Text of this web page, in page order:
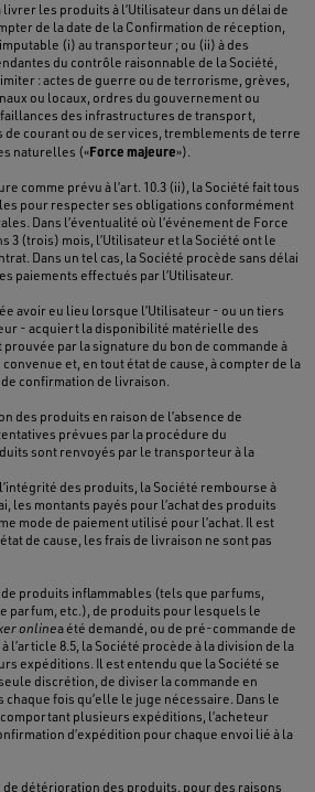
livrer les produits à l’Utilisateur dans un délai de
de la date de la Confirmation de réception,
(i) au transporteur ; ou (ii) à des
du contrôle raisonnable de la Société,
: actes de guerre ou de terrorisme, grèves,
ou locaux, ordres du gouvernement ou
des infrastructures de transport,
de courant ou de services, tremblements de terre
naturelles («Force majeure»).
comme prévu à l’art. 10.3 (ii), la Société fait tous
pour respecter ses obligations conformément
Dans l’éventualité où l’événement de Force
3 (trois) mois, l’Utilisateur et la Société ont le
Dans un tel cas, la Société procède sans délai
paiements effectués par l’Utilisateur.
avoir eu lieu lorsque l’Utilisateur - ou un tiers
- acquiert la disponibilité matérielle des
par la signature du bon de commande à
et, en tout état de cause, à compter de la
confirmation de livraison.
des produits en raison de l’absence de
prévues par la procédure du
sont renvoyés par le transporteur à la
des produits, la Société rembourse à
les montants payés pour l’achat des produits
mode de paiement utilisé pour l’achat. Il est
de cause, les frais de livraison ne sont pas
de produits inflammables (tels que parfums,
parfum, etc.), de produits pour lesquels le
onlinea été demandé, ou de pré-commande de
l’article 8.5, la Société procède à la division de la
expéditions. Il est entendu que la Société se
discrétion, de diviser la commande en
fois qu’elle le juge nécessaire. Dans le
comportant plusieurs expéditions, l’acheteur
d’expédition pour chaque envoi lié à la
de détérioration des produits, pour des raisons